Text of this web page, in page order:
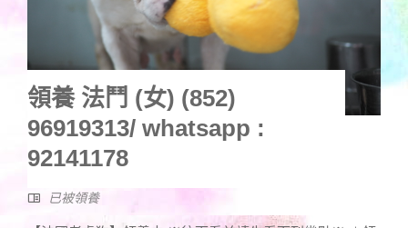
領養 法鬥 (女) (852)
96919313/ whatsapp :
92141178
已被領養